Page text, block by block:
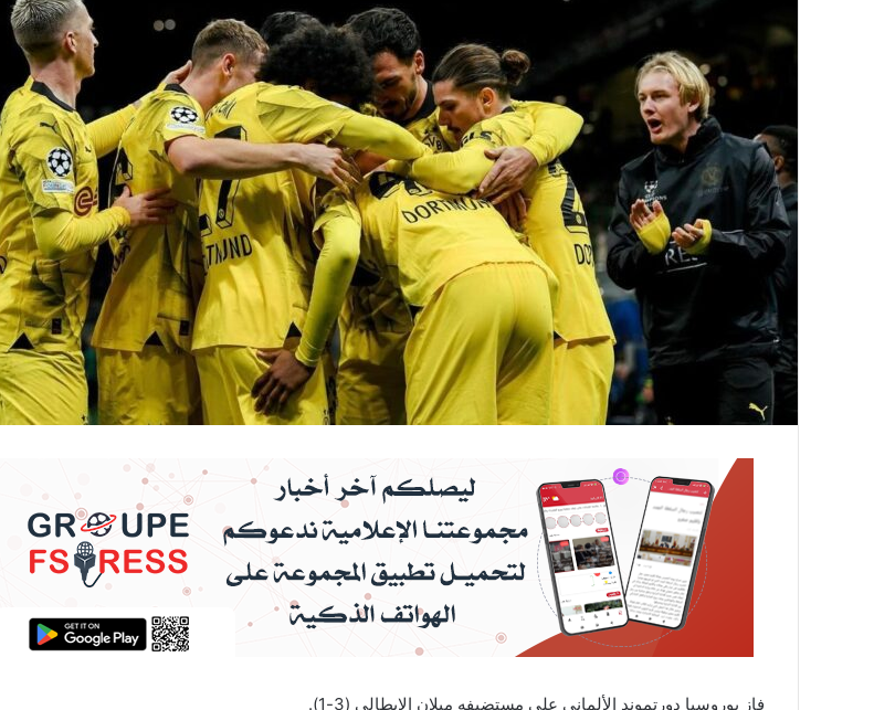
فاز بوروسيا دورتموند الألماني على مستضيفه ميلان الإيطالي (3-1).